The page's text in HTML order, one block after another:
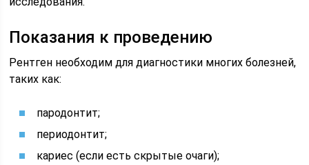
Показания к проведению
Рентген необходим для диагностики многих болезней,
таких как:
пародонтит;
периодонтит;
кариес (если есть скрытые очаги);